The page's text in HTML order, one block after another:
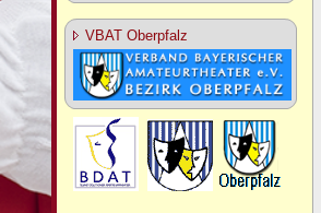
VBAT Oberpfalz